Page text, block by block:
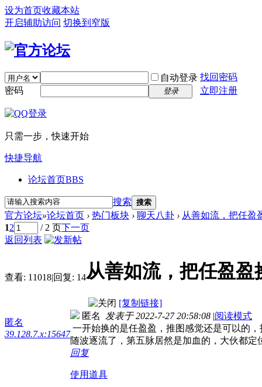
设为首页收藏本站
开启辅助访问 切换到窄版
自动登录 找回密码
密码
登录 立即注册
只需一步，快速开始
快捷导航
论坛首页BBS
搜索 搜索
官方论坛»论坛首页 › 热门板块 › 聊天八卦 › 从善如流，把任盈
12 / 2 页下一页
返回列表
查看: 11018|回复: 14从善如流，把任盈盈
[复制链接]
匿名
39.128.7.x:15647
匿名 发表于 2022-7-27 20:58:08 |阅读模式
一开始换的是任盈盈，推图感觉还是可以的
随波逐流了，第五脉居然是加血的，大伙都
回复
使用道具